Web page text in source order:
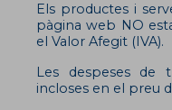
Els productes i
pàgina web NO
el Valor Afegit (IVA).
Les despeses de
incloses en el preu